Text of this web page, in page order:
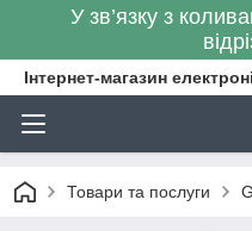
У зв’язку з
Інтернет-магазин
Товари та послуги